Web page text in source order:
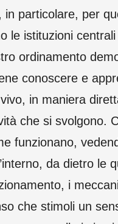
in particolare, per
le istituzioni
ordinamento
conoscere e
in maniera
che si svolgono.
funzionano,
da dietro le
i
che stimoli un